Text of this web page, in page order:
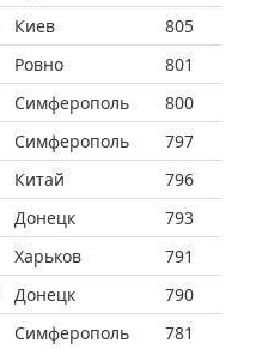
Киев
805
Ровно
801
Симферополь
800
Симферополь
797
Китай
796
Донецк
793
Харьков
791
Донецк
790
Симферополь
781